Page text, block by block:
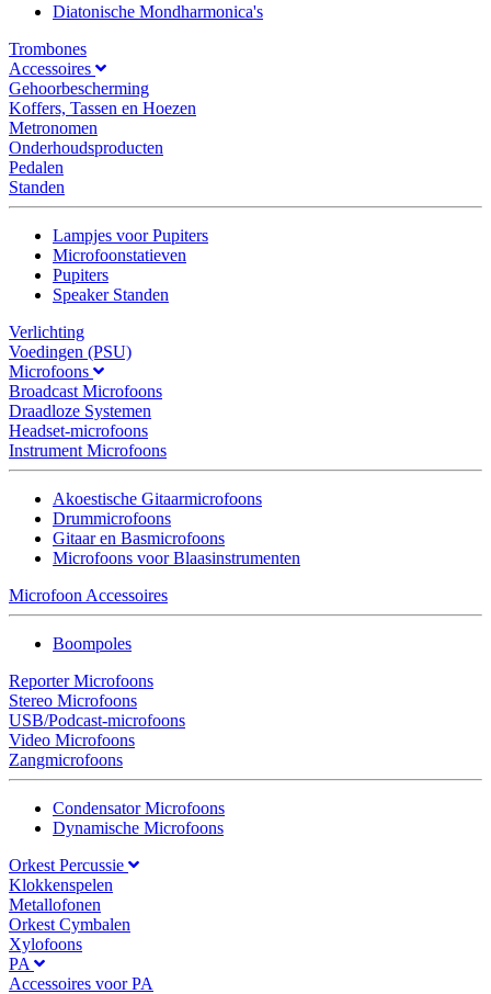
Diatonische Mondharmonica's
Trombones
Accessoires
Gehoorbescherming
Koffers, Tassen en Hoezen
Metronomen
Onderhoudsproducten
Pedalen
Standen
Lampjes voor Pupiters
Microfoonstatieven
Pupiters
Speaker Standen
Verlichting
Voedingen (PSU)
Microfoons
Broadcast Microfoons
Draadloze Systemen
Headset-microfoons
Instrument Microfoons
Akoestische Gitaarmicrofoons
Drummicrofoons
Gitaar en Basmicrofoons
Microfoons voor Blaasinstrumenten
Microfoon Accessoires
Boompoles
Reporter Microfoons
Stereo Microfoons
USB/Podcast-microfoons
Video Microfoons
Zangmicrofoons
Condensator Microfoons
Dynamische Microfoons
Orkest Percussie
Klokkenspelen
Metallofonen
Orkest Cymbalen
Xylofoons
PA
Accessoires voor PA